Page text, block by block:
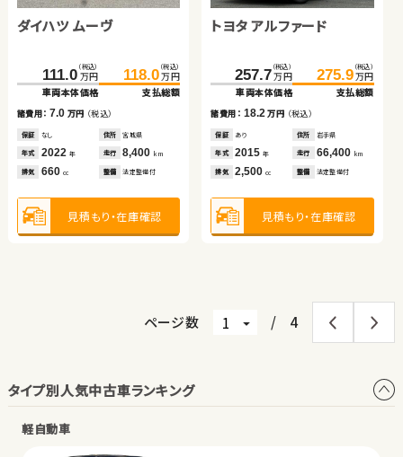
ダイハツ ムーヴ
111.0 （税込）
万円
車両本体価格
118.0 （税込）
万円
支払総額
諸費用：7.0 万円 （税込）
保証 なし 住所 宮城県
年式 2022 年 走行 8,400 km
排気 660 cc 整備 法定整備付
見積もり・在庫確認
トヨタ アルファード
257.7 （税込）
万円
車両本体価格
275.9 （税込）
万円
支払総額
諸費用： 18.2万円 （税込）
保証 あり 住所 岩手県
年式 2015年 走行 66,400 km
排気 2,500cc 整備 法定整備付
見積もり・在庫確認
トヨタ ルーミー
142.3 （税込）
万円
車両本体価格
152.0 （税込）
万円
支払総額
諸費用：9.7 万円 （税込）
保証 なし 住所 大分県
年式 2020 年 走行 31,600km
排気 1,000 整備 法定整備付
見積もり・在庫確認
トヨタ ルーミー
149.0 （税込）
万円
車両本体価格
160.8 （税込）
万円
支払総額
諸費用： 11.8万円 （税込）
保証 あり 住所 岡山県
年式 2021年 走行 49,100 km
排気 1,000cc 整備 法定整備付
見積もり・在庫確認
ダイハツ タント
161.4万円
車両本体価格
諸費用：10.4万円 （税込）
保証 あり 住所 北海道
排気 660 整備 法定整備付
スバル フォレスター
300.0万円
車両本体価格
諸費用：15.5万円 （税込）
保証 あり 住所 埼玉県
排気 1,800cc 整備 法定整備付
ページ数 / 4
タイプ別人気中古車ランキング
軽自動車